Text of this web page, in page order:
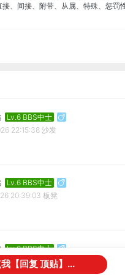
接、间接、附带、从属、特殊、惩罚
Lv.6 BBS中士
22:15:38 沙发
Lv.6 BBS中士
20:39:03 板凳
Lv.6 BBS中士
21:30:33 地毯
【回复 顶贴】...